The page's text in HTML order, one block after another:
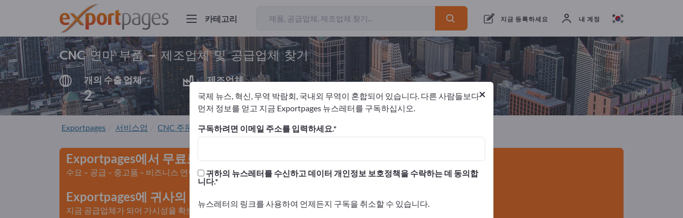
카테고리 지금 등록하세요 내 계정
CNC 연마 부품 – 제조업체 및 공급업체 찾기
개의 수출 업체
2
제조업체
2
개의 수출 업체2 제조업체
Exportpages 서비스업 CNC 주문 제작 CNC 연마 부품
Exportpages에서 무료로 광고하세요!
수요 – 공급 – 중고품 – 비즈니스 연락처 >> 여기서 시작하세요
Exportpages에 귀사의 회사와 제품을 게시하세요.
지금 공급업체가 되어 가시성을 확보하세요>> 여기서 게시하기
×
국제 뉴스, 혁신, 무역 박람회, 국내외 무역이 혼합되어 있습니다. 다른 사람들보다
먼저 정보를 얻고 지금 Exportpages 뉴스레터를 구독하십시오.
구독하려면 이메일 주소를 입력하세요.
귀하의 뉴스레터를 수신하고 데이터 개인정보 보호정책을 수락하는 데 동의합
니다.
뉴스레터의 링크를 사용하여 언제든지 구독을 취소할 수 있습니다.